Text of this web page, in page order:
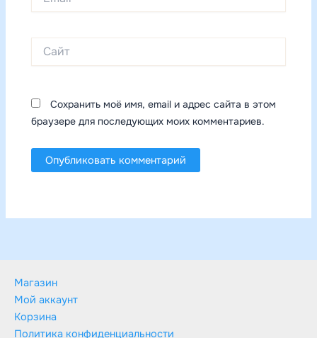
Сайт
Сохранить моё имя, email и адрес сайта в этом
браузере для последующих моих комментариев.
Магазин
Мой аккаунт
Корзина
Политика конфиденциальности